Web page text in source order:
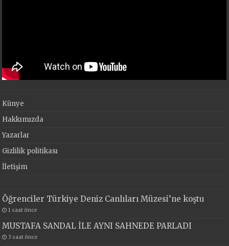
Künye
Hakkımızda
Yazarlar
Gizlilik politikası
İletişim
Öğrenciler Türkiye Deniz Canlıları Müzesi’ne koştu
1 saat önce
MUSTAFA SANDAL İLE AYNI SAHNEDE PARLADI
3 saat önce